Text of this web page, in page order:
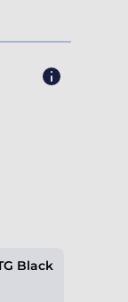
Black